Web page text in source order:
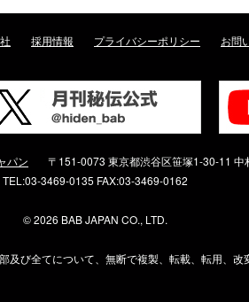
採用情報 プライバシーポリシー お問
パン
〒151-0073 東京都渋谷区笹塚1-30-11 中
TEL:03-3469-0135 FAX:03-3469-0162
©2026 BAB JAPAN CO., LTD.
及び全てについて、無断で複製、転載、転用、